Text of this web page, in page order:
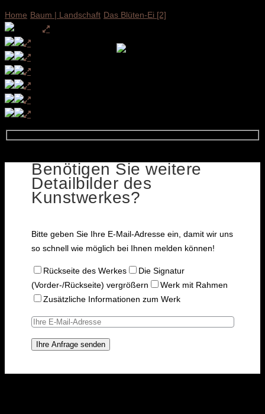
Home Baum | Landschaft Das Blüten-Ei [2]
Benötigen Sie weitere
Detailbilder des
Kunstwerkes?
Bitte geben Sie Ihre E-Mail-Adresse ein, damit wir uns
so schnell wie möglich bei Ihnen melden können!
Rückseite des Werkes
Die Signatur
(Vorder-/Rückseite) vergrößern
Werk mit Rahmen
Zusätzliche Informationen zum Werk